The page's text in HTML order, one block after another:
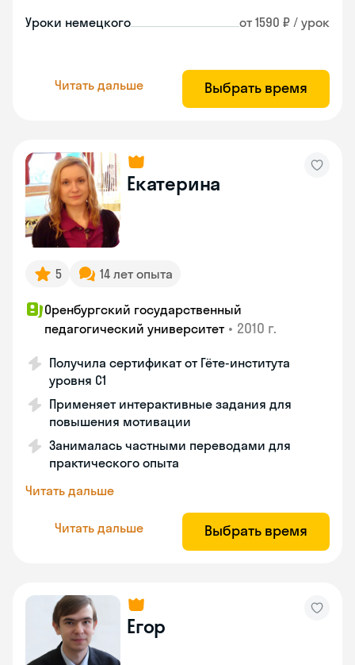
Уроки немецкого от 1590 ₽ / урок
Читать дальше Выбрать время
Екатерина
5 14 лет опыта
Оренбургский государственный
педагогический университет • 2010 г.
Получила сертификат от Гёте-института
уровня C1
Применяет интерактивные задания для
повышения мотивации
Занималась частными переводами для
практического опыта
Читать дальше
Читать дальше Выбрать время
Егор